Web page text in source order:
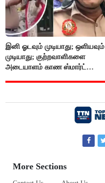
இனி ஓடவும் முடியாது; ஒளியவும்
முடியாது; குற்றவாளிகளை
அடையாளம் காண ஸ்மார்ட்
More Sections